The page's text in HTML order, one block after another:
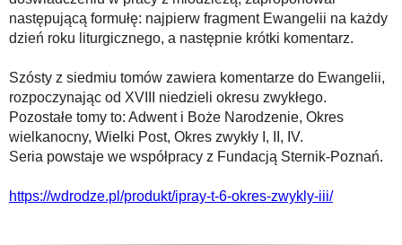
następującą formułę: najpierw fragment Ewangelii na każdy
dzień roku liturgicznego, a następnie krótki komentarz.
Szósty z siedmiu tomów zawiera komentarze do Ewangelii,
rozpoczynając od XVIII niedzieli okresu zwykłego.
Pozostałe tomy to: Adwent i Boże Narodzenie, Okres
wielkanocny, Wielki Post, Okres zwykły I, II, IV.
Seria powstaje we współpracy z Fundacją Sternik-Poznań.
https://wdrodze.pl/produkt/ipray-t-6-okres-zwykly-iii/